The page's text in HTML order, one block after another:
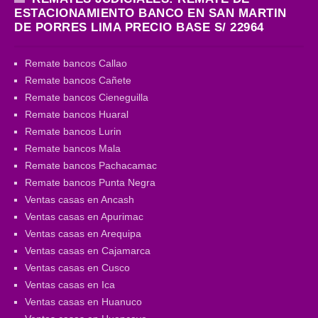
ESTACIONAMIENTO BANCO EN SAN MARTIN
DE PORRES LIMA PRECIO BASE S/ 22964
Remate bancos Callao
Remate bancos Cañete
Remate bancos Cieneguilla
Remate bancos Huaral
Remate bancos Lurin
Remate bancos Mala
Remate bancos Pachacamac
Remate bancos Punta Negra
Ventas casas en Ancash
Ventas casas en Apurimac
Ventas casas en Arequipa
Ventas casas en Cajamarca
Ventas casas en Cusco
Ventas casas en Ica
Ventas casas en Huanuco